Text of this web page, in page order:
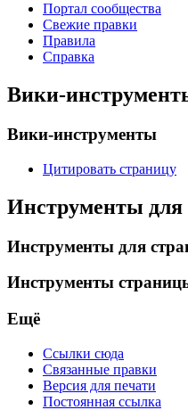
Портал сообщества
Свежие правки
Правила
Справка
Вики-
Вики-инструменты
Цитировать страницу
Инструменты для
Инструменты для
Инструменты
Ещё
Ссылки сюда
Связанные правки
Версия для печати
Постоянная ссылка